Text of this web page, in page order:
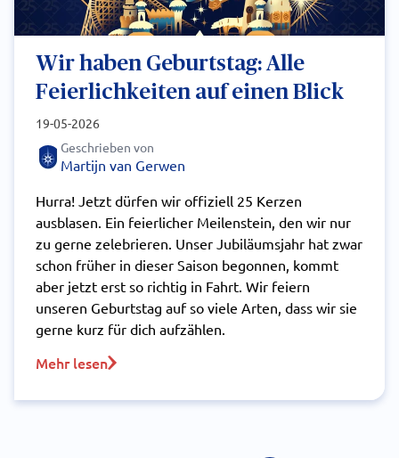
Wir haben Geburtstag: Alle
Feierlichkeiten auf einen Blick
19-05-2026
Geschrieben von
Martijn van Gerwen
Hurra! Jetzt dürfen wir offiziell 25 Kerzen
ausblasen. Ein feierlicher Meilenstein, den wir nur
zu gerne zelebrieren. Unser Jubiläumsjahr hat zwar
schon früher in dieser Saison begonnen, kommt
aber jetzt erst so richtig in Fahrt. Wir feiern
unseren Geburtstag auf so viele Arten, dass wir sie
gerne kurz für dich aufzählen.
Mehr lesen